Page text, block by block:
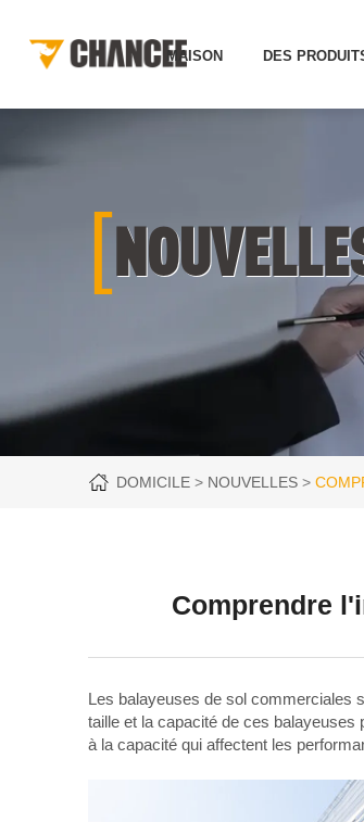
MAISON DES
[
DOMICILE NOUVELLES
Comprendre
Les balayeuses de sol commerciales
taille et la capacité de ces
à la capacité qui affectent les